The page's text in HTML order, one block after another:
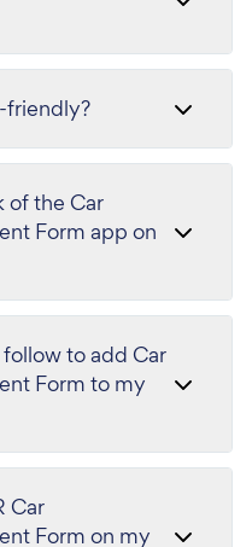
friendly?
of the Car
Form app on
to add Car
Form to my
Car
Form on my